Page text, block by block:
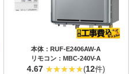
本体：RUF-E2406AW-A
リモコン：MBC-240V-A
4.67 (12件)